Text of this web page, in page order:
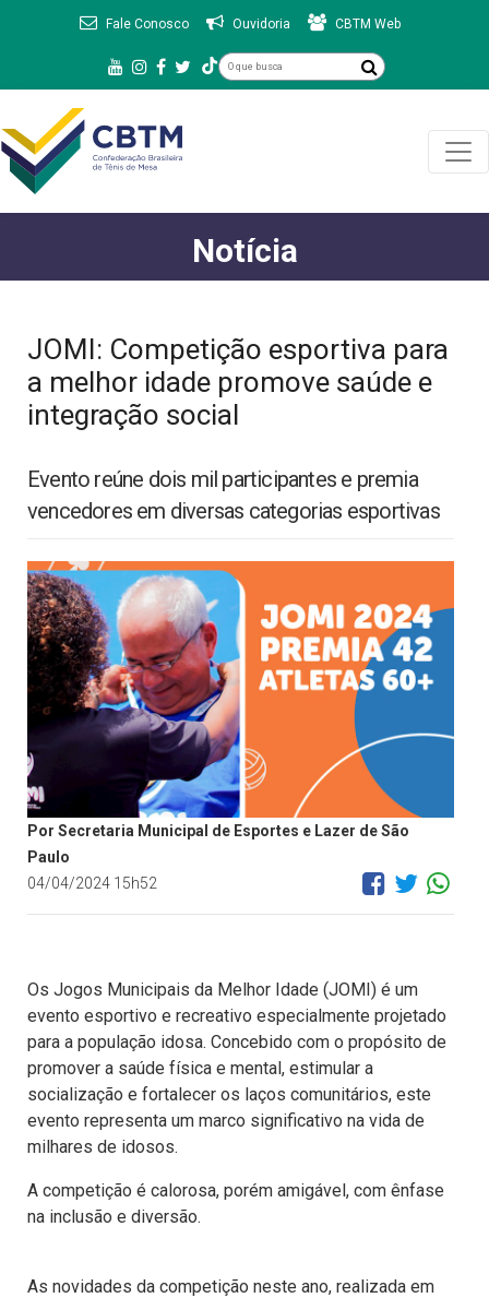
Fale Conosco Ouvidoria CBTM Web
Notícia
JOMI: Competição esportiva para
a melhor idade promove saúde e
integração social
Evento reúne dois mil participantes e premia
vencedores em diversas categorias esportivas
Por Secretaria Municipal de Esportes e Lazer de São
Paulo
04/04/2024 15h52
Os Jogos Municipais da Melhor Idade (JOMI) é um
evento esportivo e recreativo especialmente projetado
para a população idosa. Concebido com o propósito de
promover a saúde física e mental, estimular a
socialização e fortalecer os laços comunitários, este
evento representa um marco significativo na vida de
milhares de idosos.
A competição é calorosa, porém amigável, com ênfase
na inclusão e diversão.
As novidades da competição neste ano, realizada em